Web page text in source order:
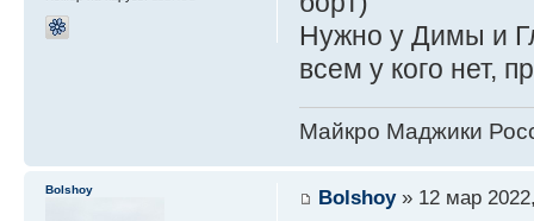
Нужно у Димы и
всем у кого нет,
Майкро Маджики
Bolshoy» 12 мар
Bolshoy